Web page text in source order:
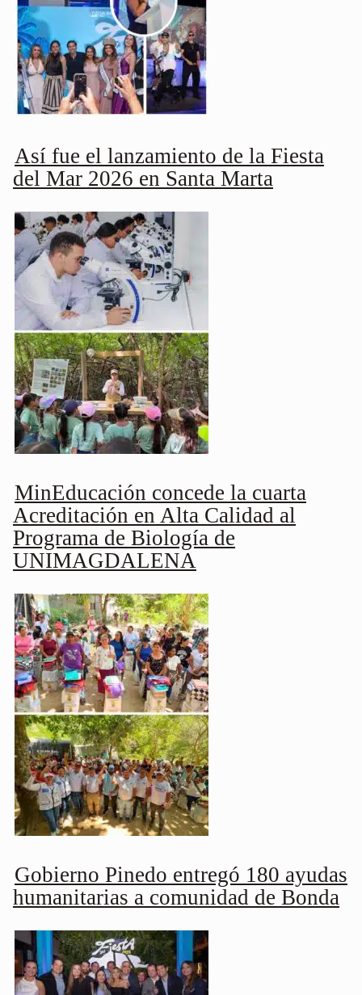
Así fue el lanzamiento de la Fiesta
del Mar 2026 en Santa Marta
MinEducación concede la cuarta
Acreditación en Alta Calidad al
Programa de Biología de
UNIMAGDALENA
Gobierno Pinedo entregó 180 ayudas
humanitarias a comunidad de Bonda